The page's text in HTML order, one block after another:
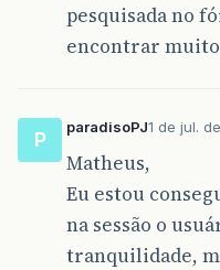
pesquisada no
encontrar
P
paradisoPJ1 de jul.
Matheus,
Eu estou
na sessão o
tranquilidade,